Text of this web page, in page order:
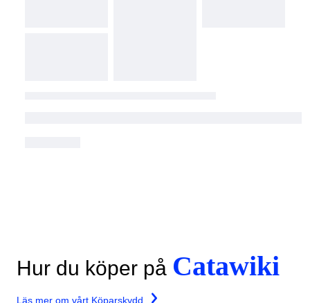
Hur du köper på Catawiki
Läs mer om vårt Köparskydd